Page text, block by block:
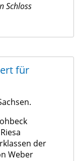
Schloss
für
der
Weber